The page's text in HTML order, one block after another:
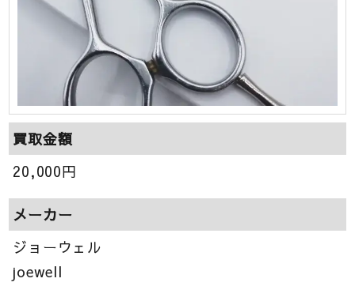
買取金額
20,000円
メーカー
ジョーウェル
joewell